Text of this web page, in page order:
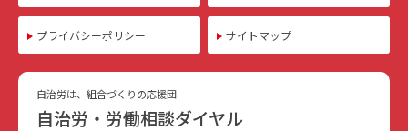
プライバシーポリシー サイトマップ
自治労は、組合づくりの応援団
自治労・労働相談ダイヤル